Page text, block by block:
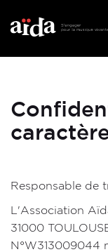
au
contenu
Responsable de
L'Association
31000
N°W313009044